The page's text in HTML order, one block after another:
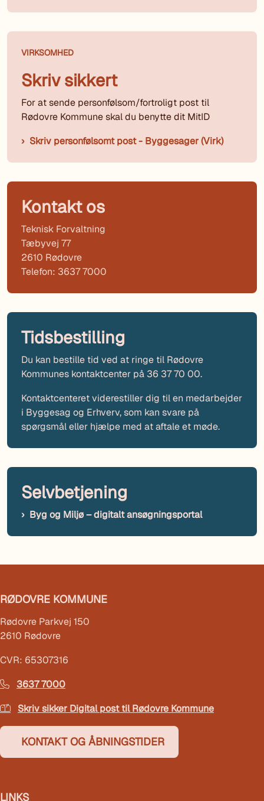
VIRKSOMHED
Skriv sikkert
For at sende personfølsom/fortroligt post til
Rødovre Kommune skal du benytte dit MitID
Skriv personfølsomt post - Byggesager (Virk)
Kontakt os
Teknisk Forvaltning
Tæbyvej 77
2610 Rødovre
Telefon: 3637 7000
Tidsbestilling
Du kan bestille tid ved at ringe til Rødovre
Kommunes kontaktcenter på 36 37 70 00.
Kontaktcenteret viderestiller dig til en medarbejder
i Byggesag og Erhverv, som kan svare på
spørgsmål eller hjælpe med at aftale et møde.
Selvbetjening
Byg og Miljø – digitalt ansøgningsportal
RØDOVRE KOMMUNE
Rødovre Parkvej 150
2610 Rødovre
CVR: 65307316
3637 7000
Skriv sikker Digital post til Rødovre Kommune
KONTAKT OG ÅBNINGSTIDER
LINKS